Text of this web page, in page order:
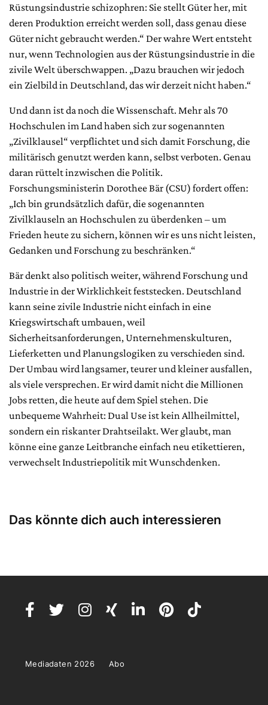
Rüstungsindustrie schizophren: Sie stellt Güter her, mit
deren Produktion erreicht werden soll, dass genau diese
Güter nicht gebraucht werden.“ Der wahre Wert entsteht
nur, wenn Technologien aus der Rüstungsindustrie in die
zivile Welt überschwappen. „Dazu brauchen wir jedoch
ein Zielbild in Deutschland, das wir derzeit nicht haben.“
Und dann ist da noch die Wissenschaft. Mehr als 70
Hochschulen im Land haben sich zur sogenannten
„Zivilklausel“ verpflichtet und sich damit Forschung, die
militärisch genutzt werden kann, selbst verboten. Genau
daran rüttelt inzwischen die Politik.
Forschungsministerin Dorothee Bär (CSU) fordert offen:
„Ich bin grundsätzlich dafür, die sogenannten
Zivilklauseln an Hochschulen zu überdenken – um
Frieden heute zu sichern, können wir es uns nicht leisten,
Gedanken und Forschung zu beschränken.“
Bär denkt also politisch weiter, während Forschung und
Industrie in der Wirklichkeit feststecken. Deutschland
kann seine zivile Industrie nicht einfach in eine
Kriegswirtschaft umbauen, weil
Sicherheitsanforderungen, Unternehmenskulturen,
Lieferketten und Planungslogiken zu verschieden sind.
Der Umbau wird langsamer, teurer und kleiner ausfallen,
als viele versprechen. Er wird damit nicht die Millionen
Jobs retten, die heute auf dem Spiel stehen. Die
unbequeme Wahrheit: Dual Use ist kein Allheilmittel,
sondern ein riskanter Drahtseilakt. Wer glaubt, man
könne eine ganze Leitbranche einfach neu etikettieren,
verwechselt Industriepolitik mit Wunschdenken.
Das könnte dich auch interessieren
Mediadaten 2026 Abo